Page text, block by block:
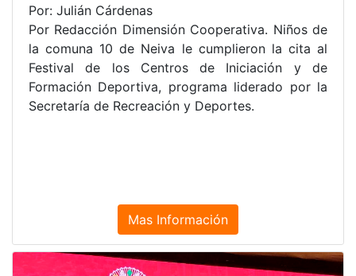
Por: Julián Cárdenas
Por Redacción Dimensión Cooperativa. Niños de
la comuna 10 de Neiva le cumplieron la cita al
Festival de los Centros de Iniciación y de
Formación Deportiva, programa liderado por la
Secretaría de Recreación y Deportes.
Mas Información